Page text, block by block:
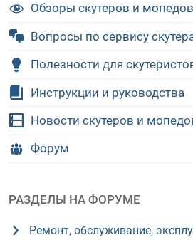
Обзоры скутеров и мопедов
Вопросы по сервису
Полезности для
Инструкции и руководства
Новости скутеров и
Форум
РАЗДЕЛЫ НА ФОРУМЕ
Ремонт, обслуживание,